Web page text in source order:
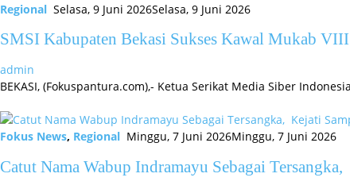
Regional Selasa, 9 Juni 2026Selasa, 9 Juni 2026
SMSI Kabupaten Bekasi Sukses Kawal Mukab
admin
BEKASI, (Fokuspantura.com),- Ketua Serikat Media Siber
Fokus News, Regional Minggu, 7 Juni 2026Minggu, 7 Juni 2026
Catut Nama Wabup Indramayu Sebagai